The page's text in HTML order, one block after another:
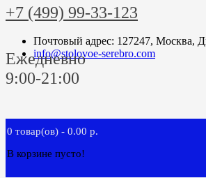
+7 (499) 99-33-123
Почтовый адрес: 127247, Москва,
info@stolovoe-serebro.com
Ежедневно
9:00-21:00
0 товар(ов) - 0.00 р.
В корзине пусто!